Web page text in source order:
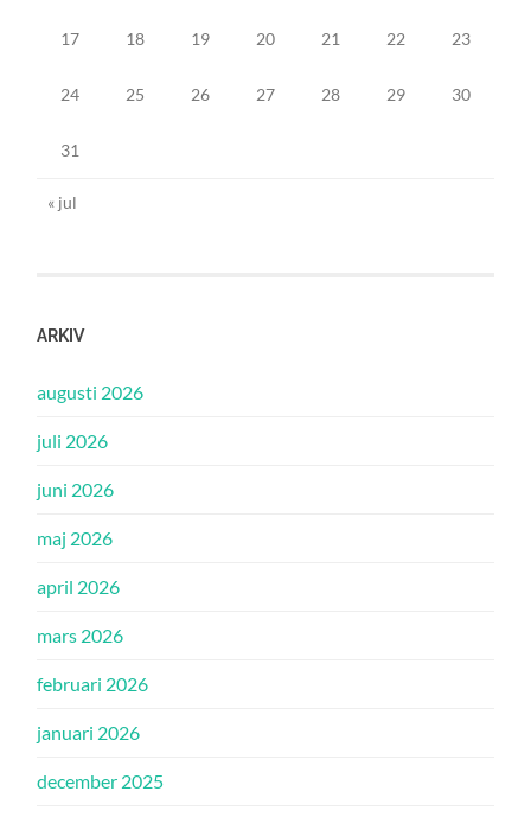
17 18 19 20 21 22 23
24 25 26 27 28 29 30
31
« jul
ARKIV
augusti 2026
juli 2026
juni 2026
maj 2026
april 2026
mars 2026
februari 2026
januari 2026
december 2025